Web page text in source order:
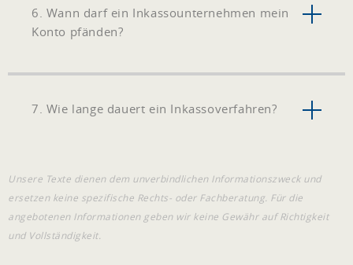
6. Wann darf ein Inkassounternehmen mein
Konto pfänden?
7. Wie lange dauert ein Inkassoverfahren?
Unsere Texte dienen dem unverbindlichen Informationszweck und
ersetzen keine spezifische Rechts- oder Fachberatung. Für die
angebotenen Informationen geben wir keine Gewähr auf Richtigkeit
und Vollständigkeit.